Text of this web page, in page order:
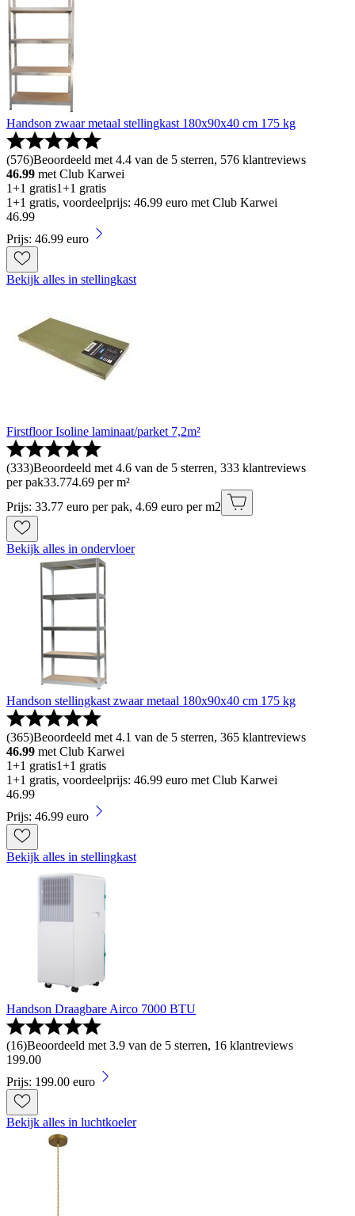
Handson zwaar metaal stellingkast 180x90x40 cm 175 kg
(576)Beoordeeld met 4.4 van de 5 sterren, 576 klantreviews
46.99 met Club Karwei
1+1 gratis1+1 gratis
1+1 gratis, voordeelprijs: 46.99 euro met Club Karwei
46.99
Prijs: 46.99 euro
Bekijk alles in stellingkast
Firstfloor Isoline laminaat/parket 7,2m²
(333)Beoordeeld met 4.6 van de 5 sterren, 333 klantreviews
per pak33.774.69 per m²
Prijs: 33.77 euro per pak, 4.69 euro per m2
Bekijk alles in ondervloer
Handson stellingkast zwaar metaal 180x90x40 cm 175 kg
(365)Beoordeeld met 4.1 van de 5 sterren, 365 klantreviews
46.99 met Club Karwei
1+1 gratis1+1 gratis
1+1 gratis, voordeelprijs: 46.99 euro met Club Karwei
46.99
Prijs: 46.99 euro
Bekijk alles in stellingkast
Handson Draagbare Airco 7000 BTU
(16)Beoordeeld met 3.9 van de 5 sterren, 16 klantreviews
199.00
Prijs: 199.00 euro
Bekijk alles in luchtkoeler